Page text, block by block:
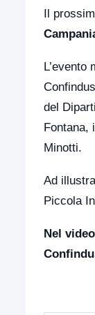
Il
L’evento
del
Fontana,
Minotti.
Ad
Piccola
Nel